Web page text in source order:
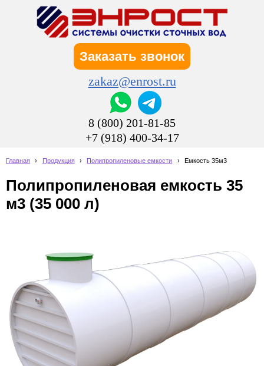
Заказать звонок
zakaz@enrost.ru
8 (800) 201-81-85
+7 (918) 400-34-17
Главная › Продукция › Полипропиленовые емкости › Емкость 35м3
Полипропиленовая емкость 35
м3 (35 000 л)